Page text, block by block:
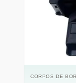
CORPOS DE